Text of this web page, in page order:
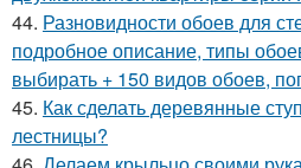
44. Разновидности обоев для
подробное описание, типы
выбирать + 150 видов обоев,
45. Как сделать деревянные
лестницы?